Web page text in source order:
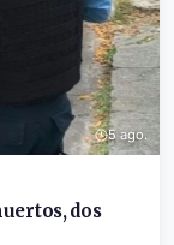
5 ago.
dos